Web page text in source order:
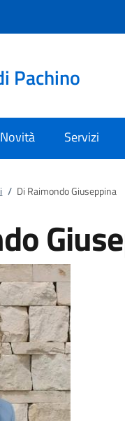
Pachino
Novità Servizi
/ Di Raimondo Giuseppina